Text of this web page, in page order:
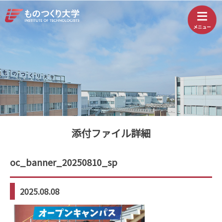
添付ファイル詳細
oc_banner_20250810_sp
2025.08.08